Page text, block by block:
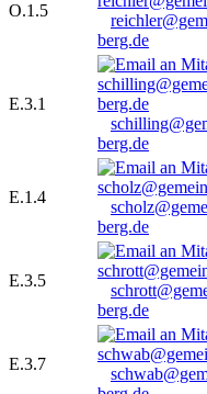
O.1.5
berg.de
E.3.1
berg.de
E.1.4
berg.de
E.3.5
berg.de
E.3.7